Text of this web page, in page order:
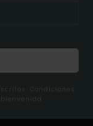
Condiciones